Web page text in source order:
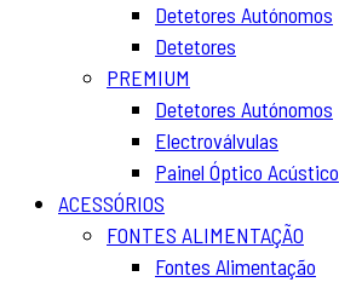
Detetores Autónomos
Detetores
PREMIUM
Detetores Autónomos
Electroválvulas
Painel Óptico Acústico
ACESSÓRIOS
FONTES ALIMENTAÇÃO
Fontes Alimentação